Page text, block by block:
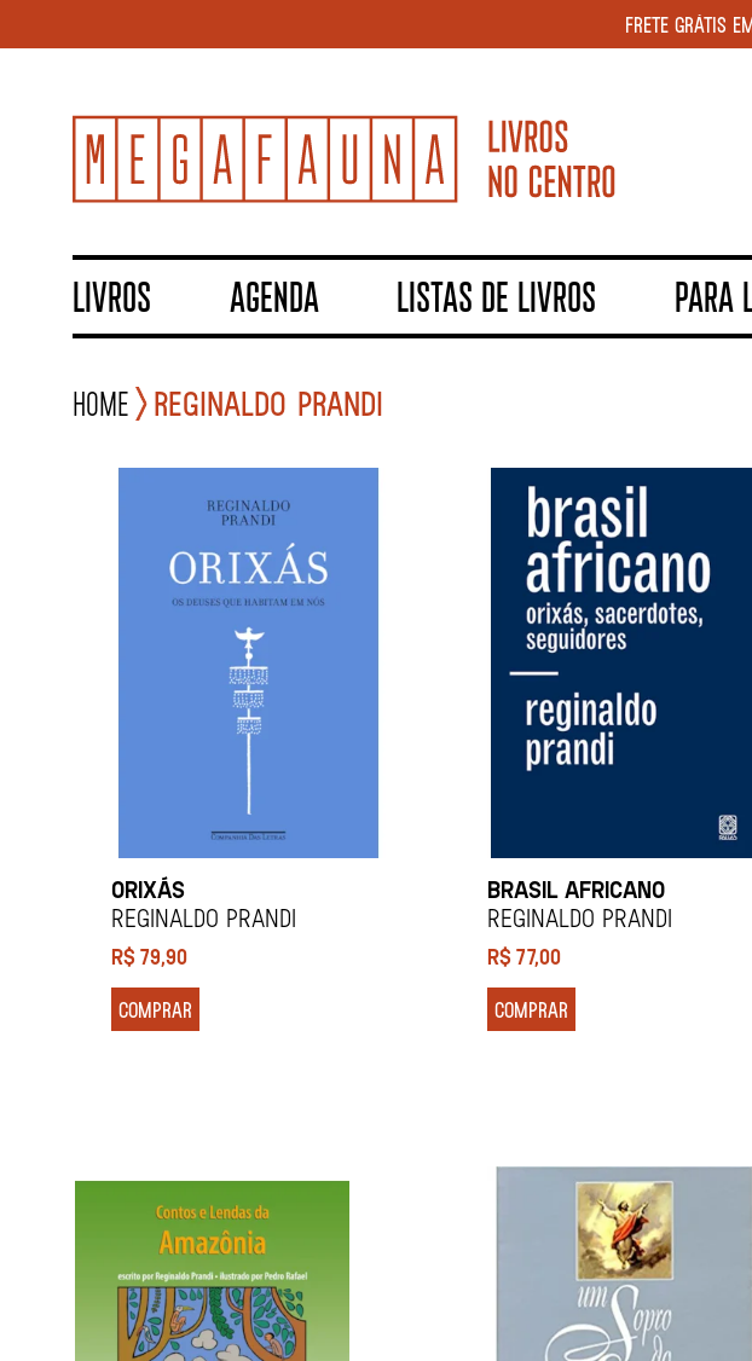
FRETE GRÁTIS
LIVROS AGENDA LISTAS DE LIVROS PARA
Home REGINALDO PRANDI
ORIXÁS
REGINALDO PRANDI
R$79,90
COMPRAR
BRASIL AFRICANO
REGINALDO PRANDI
R$77,00
COMPRAR